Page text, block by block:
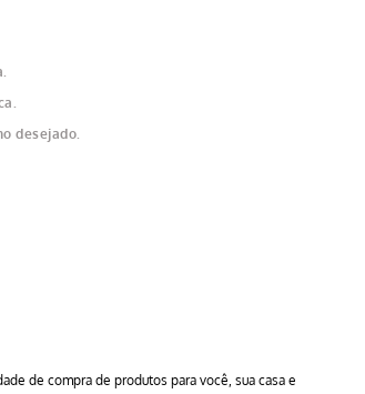
desejado.
de compra de produtos para você, sua casa e